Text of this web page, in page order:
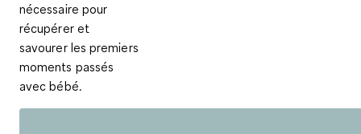
nécessaire pour
récupérer et
savourer les premiers
moments passés
avec bébé.